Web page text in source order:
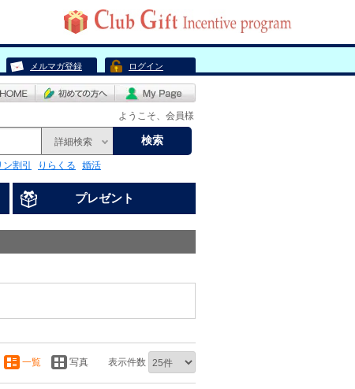
メルマガ登録 ログイン
ようこそ、会員様
詳細検索 検索
割引 りらくる 婚活
プレゼント
一覧 写真 表示件数